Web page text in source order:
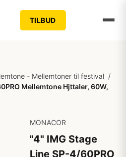
TILBUD
- Mellemtoner til festival /
Mellemtone Hjttaler, 60W,
MONACOR
"4" IMG Stage
Line SP-4/60PRO